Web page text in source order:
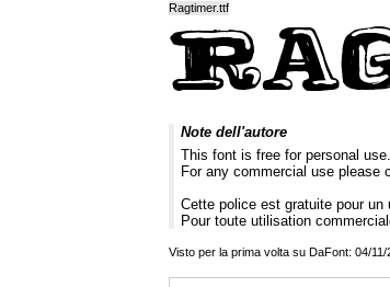
Ragtimer.ttf
Note dell'autore
This font is free for personal use.
For any commercial use please
Cette police est gratuite pour un
Pour toute utilisation
Visto per la prima volta su DaFont: 04/11/